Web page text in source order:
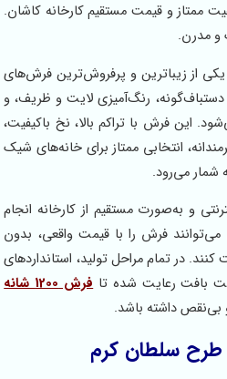
و قیمت مستقیم کارخانه کاشان.
از زیباترین و پرفروش‌ترین فرش‌های
رنگ‌آمیزی لایت و ظریف، و
فرش با تراکم بالا، نخ باکیفیت،
انتخابی ممتاز برای خانه‌های شیک
می‌رود.
به‌صورت مستقیم از کارخانه انجام
فرش را با قیمت واقعی، بدون
تمام مراحل تولید، استانداردهای
رعایت شده تا
فرش 1200 شانه
داشته باشد.